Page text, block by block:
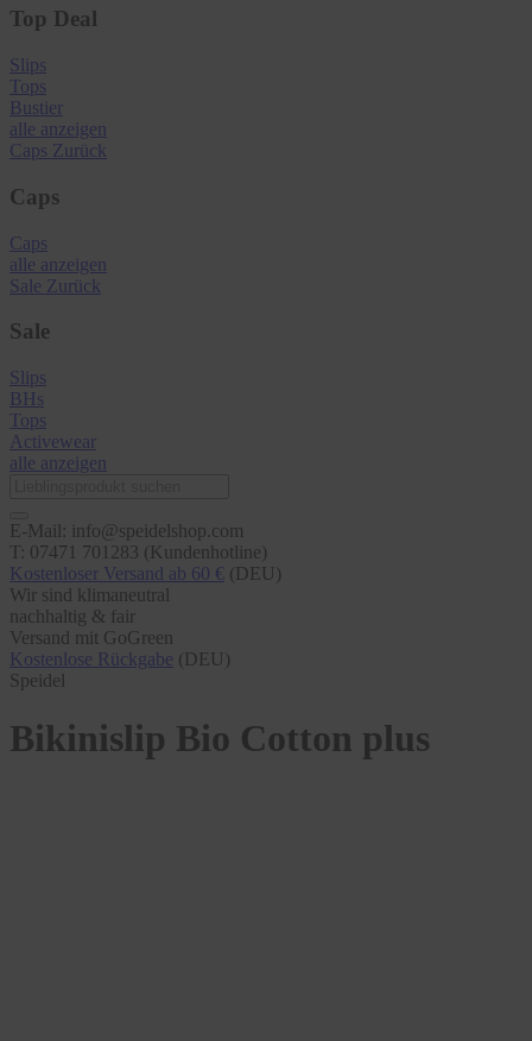
Top Deal
Slips
Tops
Bustier
alle anzeigen
Caps Zurück
Caps
Caps
alle anzeigen
Sale Zurück
Sale
Slips
BHs
Tops
Activewear
alle anzeigen
E-Mail: info@speidelshop.com
T: 07471 701283 (Kundenhotline)
Kostenloser Versand ab 60 € (DEU)
Wir sind klimaneutral
nachhaltig & fair
Versand mit GoGreen
Kostenlose Rückgabe (DEU)
Speidel
Bikinislip Bio Cotton plus